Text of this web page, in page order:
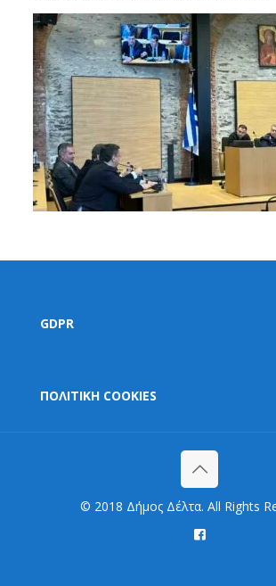
GDPR
ΠΟΛΙΤΙΚΗ COOKIES
© 2018 Δήμος Δέλτα. All Rights